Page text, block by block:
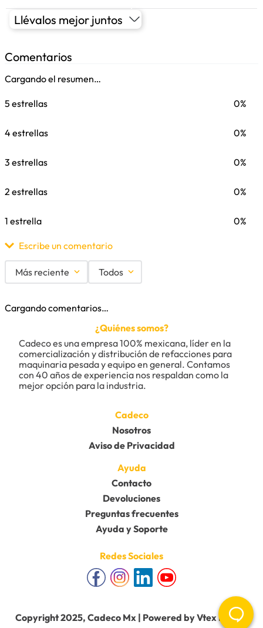
Llévalos mejor juntos
Comentarios
Cargando el resumen…
5 estrellas 0%
4 estrellas 0%
3 estrellas 0%
2 estrellas 0%
1 estrella 0%
Escribe un comentario
Califica el producto de 1 a 5 estrellas
★★★★★
Dirección de email
Escribe un comentario
Enviar comentario
Más reciente Todos
Cargando comentarios…
¿Quiénes somos?
Cadeco es una empresa 100% mexicana, líder en la
comercialización y distribución de refacciones para
maquinaria pesada y equipo en general. Contamos
con 40 años de experiencia nos respaldan como la
mejor opción para la industria.
Cadeco
Nosotros
Aviso de Privacidad
Ayuda
Contacto
Devoluciones
Preguntas frecuentes
Ayuda y Soporte
Redes Sociales
Copyright 2025, Cadeco Mx | Powered by Vtex Mobile